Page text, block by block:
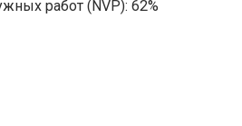
работ (NVP): 62%